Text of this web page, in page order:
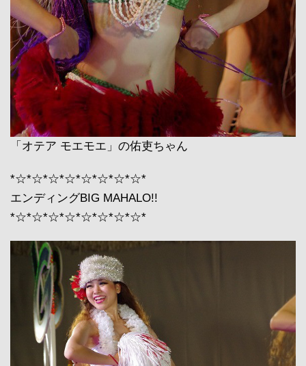
「オテア モエモエ」の佑吏ちゃん
*☆*☆*☆*☆*☆*☆*☆*☆*
エンディングBIG MAHALO!!
*☆*☆*☆*☆*☆*☆*☆*☆*